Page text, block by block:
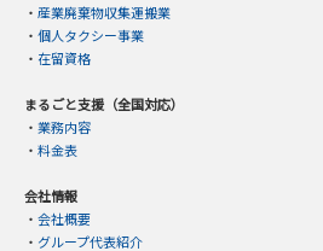
・ 産業廃棄物収集運搬業
・ 個人タクシー事業
・ 在留資格
まるごと支援（全国対応）
・ 業務内容
・ 料金表
会社情報
・ 会社概要
・ グループ代表紹介